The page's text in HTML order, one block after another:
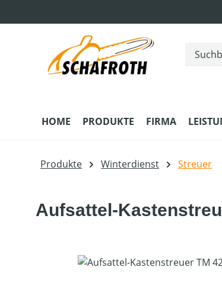
HOME PRODUKTE FIRMA
Produkte Winterdienst Streuer
Aufsattel-
Bildergalerie überspringen